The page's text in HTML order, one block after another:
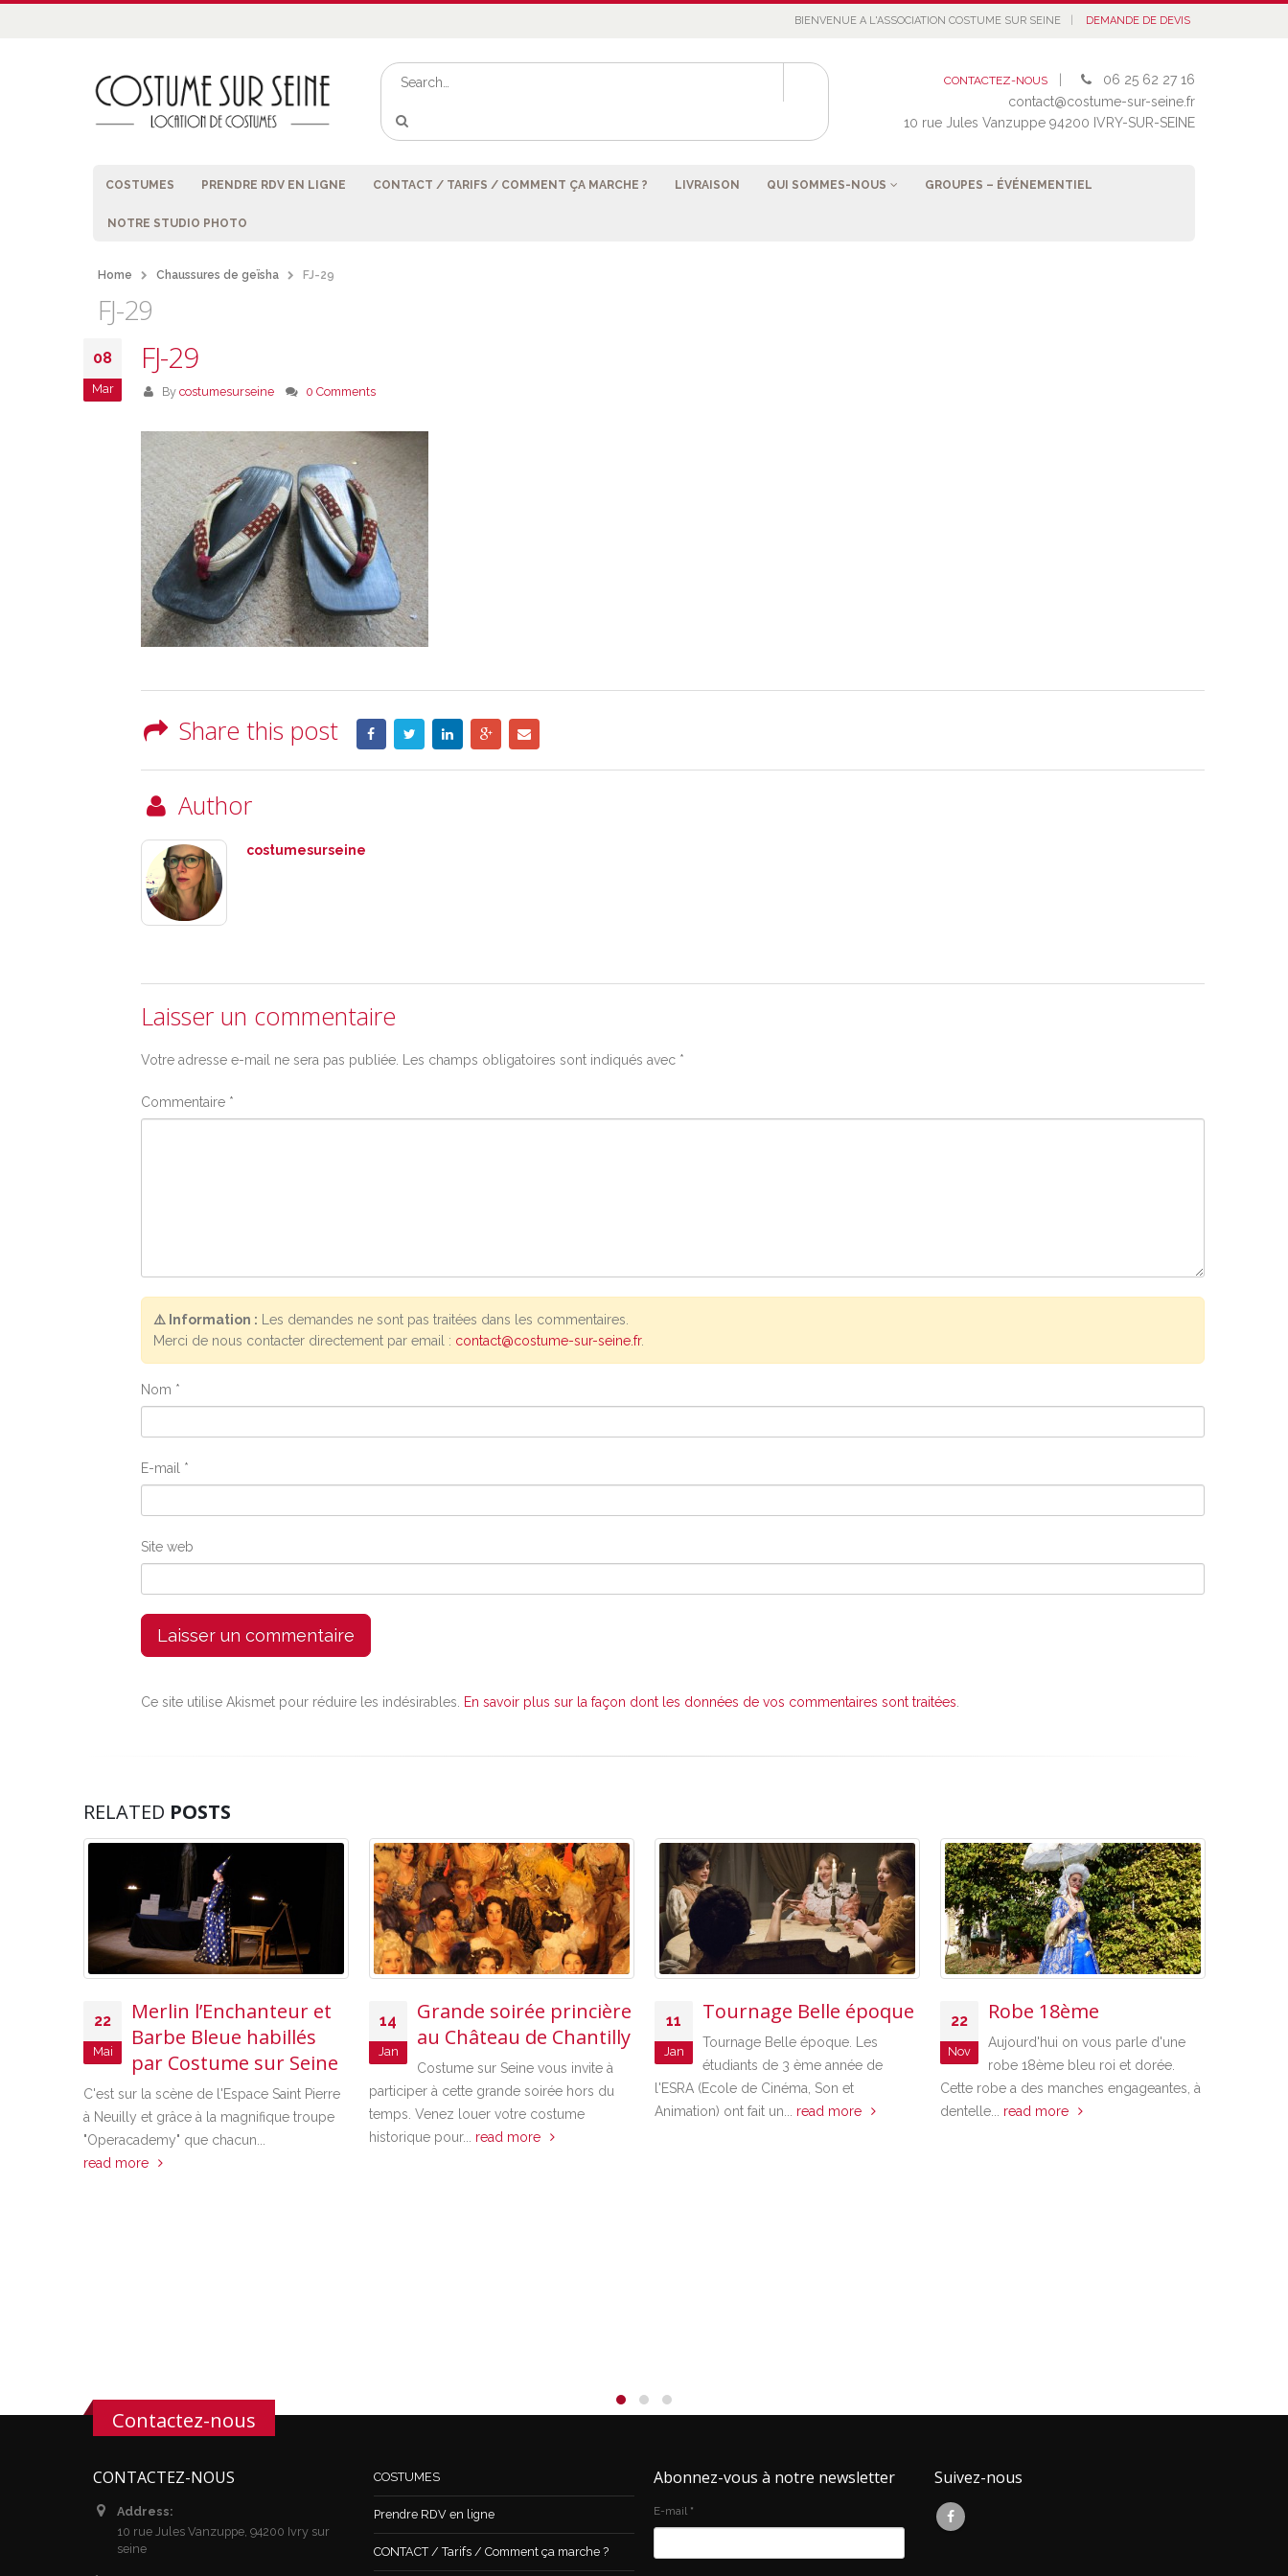
BIENVENUE A L'ASSOCIATION COSTUME SUR SEINE DEMANDE DE DEVIS
CONTACTEZ-NOUS
06 25 62 27 16
contact@costume-sur-seine.fr
10 rue Jules Vanzuppe 94200 IVRY-SUR-SEINE
COSTUMES PRENDRE RDV EN LIGNE CONTACT / TARIFS / COMMENT ÇA MARCHE ? LIVRAISON QUI SOMMES-NOUS GROUPES – ÉVÉNEMENTIEL
NOTRE STUDIO PHOTO
Home Chaussures de geïsha FJ-29
FJ-29
08
Mar
FJ-29
By costumesurseine 0 Comments
Share this post
Author
costumesurseine
Laisser un commentaire
Votre adresse e-mail ne sera pas publiée. Les champs obligatoires sont indiqués avec *
Commentaire *
⚠️ Information : Les demandes ne sont pas traitées dans les commentaires.
Merci de nous contacter directement par email : contact@costume-sur-seine.fr.
Nom *
E-mail *
Site web
Ce site utilise Akismet pour réduire les indésirables. En savoir plus sur la façon dont les données de vos commentaires sont traitées
RELATED POSTS
22
Mai
Merlin l’Enchanteur et
Barbe Bleue habillés
par Costume sur Seine
C'est sur la scène de l'Espace Saint Pierre
à Neuilly et grâce à la magnifique troupe
"Operacademy" que chacun...
read more
14
Jan
Grande soirée princière
au Château de Chantilly
Costume sur Seine vous invite à
participer à cette grande soirée hors du
temps. Venez louer votre costume
historique pour... read more
11
Jan
Tournage Belle époque
Tournage Belle époque. Les
étudiants de 3 ème année de
l'ESRA (Ecole de Cinéma, Son et
Animation) ont fait un... read more
22
Nov
Robe 18ème
Aujourd'hui on vous parle d'une
robe 18ème bleu roi et dorée.
Cette robe a des manches engageantes, à
dentelle... read more
Contactez-nous
CONTACTEZ-NOUS
Address:
10 rue Jules Vanzuppe, 94200 Ivry sur
seine
COSTUMES
Prendre RDV en ligne
CONTACT / Tarifs / Comment ça marche ?
Abonnez-vous à notre newsletter
E-mail *
Suivez-nous